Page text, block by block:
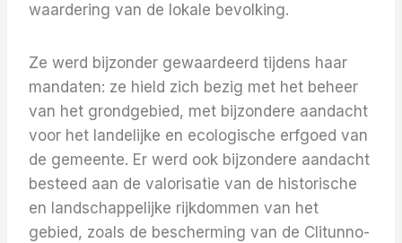
waardering van de lokale bevolking.
Ze werd bijzonder gewaardeerd tijdens haar
mandaten: ze hield zich bezig met het beheer
van het grondgebied, met bijzondere aandacht
voor het landelijke en ecologische erfgoed van
de gemeente. Er werd ook bijzondere aandacht
besteed aan de valorisatie van de historische
en landschappelijke rijkdommen van het
gebied, zoals de bescherming van de Clitunno-